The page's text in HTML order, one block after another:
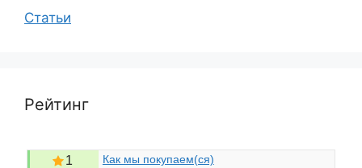
Статьи
Рейтинг
1 Как мы покупаем(ся)